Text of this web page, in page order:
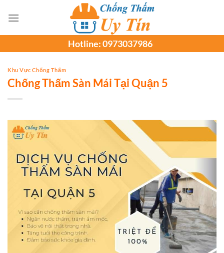
đến
Hotline:0973037986
Khu Vực Chống Thấm
Chống Thấm Sàn Mái Tại Quận 5